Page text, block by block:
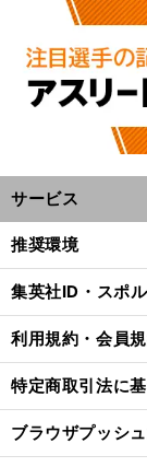
、
。
サービス
推奨環境
集英社ID・スポ
利用規約・会員
特定商取引法に
ブラウザプッシ